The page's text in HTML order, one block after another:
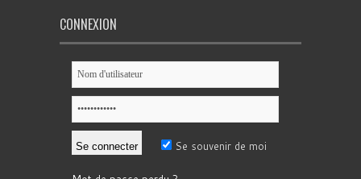
CONNEXION
Se souvenir de moi